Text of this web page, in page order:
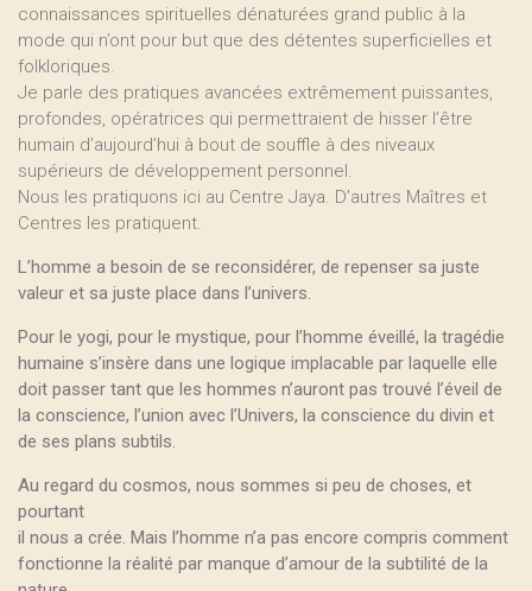
connaissances spirituelles dénaturées grand public à la
mode qui n’ont pour but que des détentes superficielles et
folkloriques.
Je parle des pratiques avancées extrêmement puissantes,
profondes, opératrices qui permettraient de hisser l’être
humain d’aujourd’hui à bout de souffle à des niveaux
supérieurs de développement personnel.
Nous les pratiquons ici au Centre Jaya. D’autres Maîtres et
Centres les pratiquent.
L’homme a besoin de se reconsidérer, de repenser sa juste
valeur et sa juste place dans l’univers.
Pour le yogi, pour le mystique, pour l’homme éveillé, la tragédie
humaine s’insère dans une logique implacable par laquelle elle
doit passer tant que les hommes n’auront pas trouvé l’éveil de
la conscience, l’union avec l’Univers, la conscience du divin et
de ses plans subtils.
Au regard du cosmos, nous sommes si peu de choses, et
pourtant
il nous a crée. Mais l’homme n’a pas encore compris comment
fonctionne la réalité par manque d’amour de la subtilité de la